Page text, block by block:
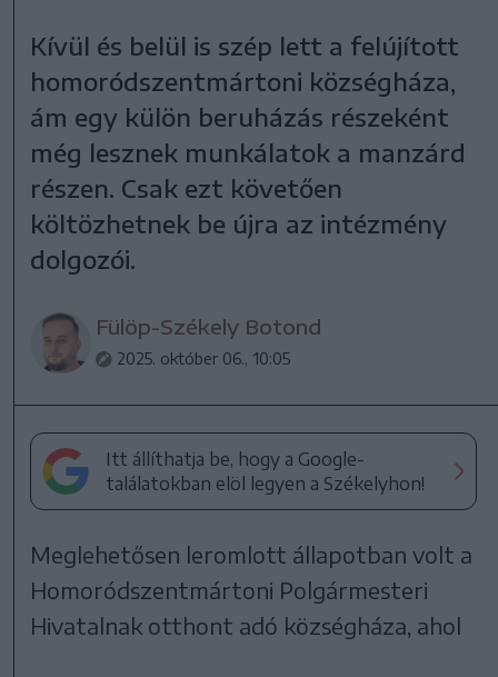
Kívül és belül is szép lett a felújított
homoródszentmártoni községháza,
ám egy külön beruházás részeként
még lesznek munkálatok a manzárd
részen. Csak ezt követően
költözhetnek be újra az intézmény
dolgozói.
Fülöp-Székely Botond
2025. október 06., 10:05
Itt állíthatja be, hogy a Google-
találatokban elöl legyen a Székelyhon!
Meglehetősen leromlott állapotban volt a
Homoródszentmártoni Polgármesteri
Hivatalnak otthont adó községháza, ahol